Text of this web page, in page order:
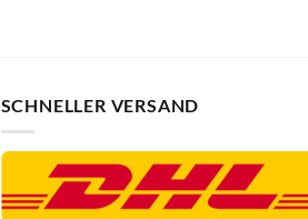
SCHNELLER VERSAND